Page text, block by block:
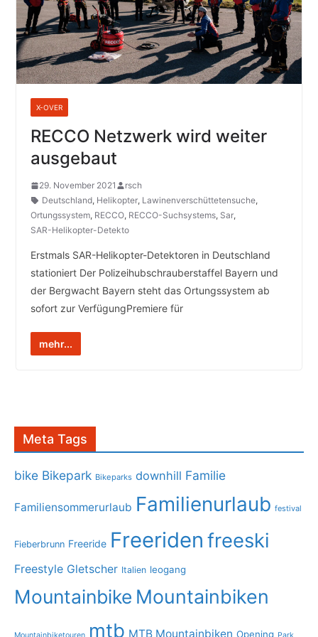
X-OVER
RECCO Netzwerk wird weiter
ausgebaut
29. November 2021
rsch
Deutschland, Helikopter, Lawinenverschüttetensuche,
Ortungssystem, RECCO, RECCO-Suchsystems, Sar,
SAR-Helikopter-Detekto
Erstmals SAR-Helikopter-Detektoren in Deutschland
stationiert Der Polizeihubschrauberstaffel Bayern und
der Bergwacht Bayern steht das Ortungssystem ab
sofort zur VerfügungPremiere für
mehr...
Meta Tags
bike Bikepark Bikeparks downhill Familie
Familiensommerurlaub Familienurlaub festival
Fieberbrunn Freeride Freeriden freeski
Freestyle Gletscher Italien leogang
Mountainbike Mountainbiken
mtb MTB Mountainbiken Opening